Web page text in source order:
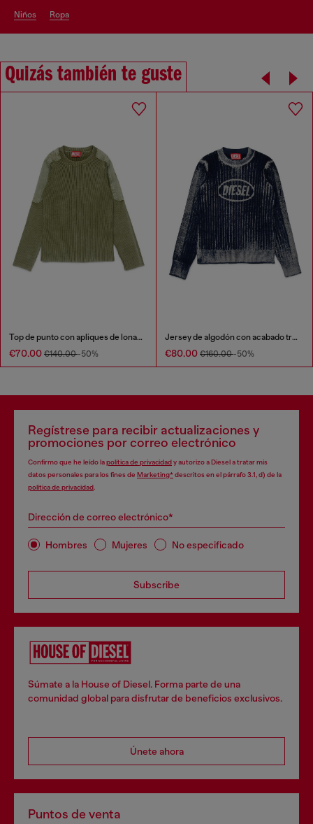
niños ropa
Quizás también te guste
Top de punto con apliques de lona tonales
€70.00 €140.00-50%
Jersey de algodón con acabado tratado
€80.00 €160.00-50%
Regístrese para recibir actualizaciones y
promociones por correo electrónico
Confirmo que he leído lapolítica de privacidady autorizo a Diesel a tratar mis
datos personales para los fines de Marketing*descritos en el párrafo 3.1, d) de la
política de privacidad
Dirección de correo electrónico*
Hombres Mujeres No especificado
Subscribe
Súmate a la House of Diesel. Forma parte de una
comunidad global para disfrutar de beneficios exclusivos.
Únete ahora
Puntos de venta